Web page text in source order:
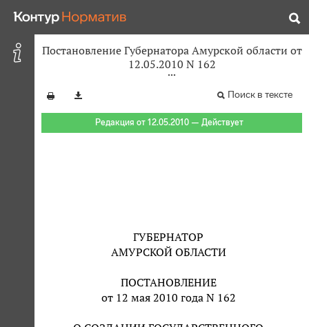
Постановление Губернатора Амурской области от
12.05.2010 N 162
Поиск в тексте
Редакция от 12.05.2010 — Действует
ГУБЕРНАТОР
АМУРСКОЙ ОБЛАСТИ
ПОСТАНОВЛЕНИЕ
от 12 мая 2010 года N 162